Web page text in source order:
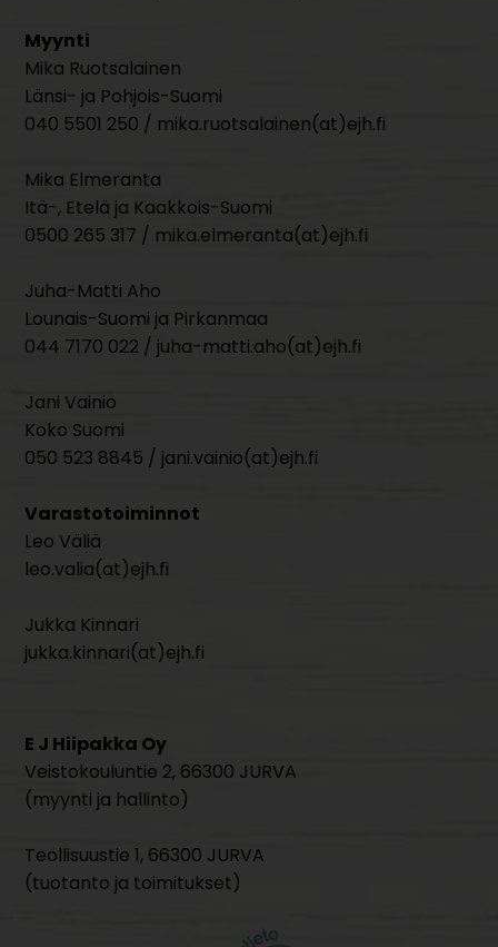
Myynti
Mika Ruotsalainen
Länsi- ja Pohjois-Suomi
040 5501 250 / mika.ruotsalainen(at)ejh.fi
Mika Elmeranta
Itä-, Etelä ja Kaakkois-Suomi
0500 265 317 / mika.elmeranta(at)ejh.fi
Juha-Matti Aho
Lounais-Suomi ja Pirkanmaa
044 7170 022 / juha-matti.aho(at)ejh.fi
Jani Vainio
Koko Suomi
050 523 8845 / jani.vainio(at)ejh.fi
Varastotoiminnot
Leo Väliä
leo.valia(at)ejh.fi
Jukka Kinnari
jukka.kinnari(at)ejh.fi
E J Hiipakka Oy
Veistokouluntie 2, 66300 JURVA
(myynti ja hallinto)
Teollisuustie 1, 66300 JURVA
(tuotanto ja toimitukset)